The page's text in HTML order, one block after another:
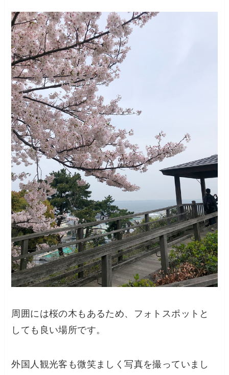
周囲には桜の木もあるため、フォトスポットと
しても良い場所です。
外国人観光客も微笑ましく写真を撮っていまし